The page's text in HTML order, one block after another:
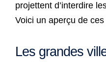
projettent d’interdire
Voici un aperçu de ces
Les grandes